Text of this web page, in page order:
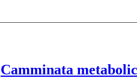
Camminata